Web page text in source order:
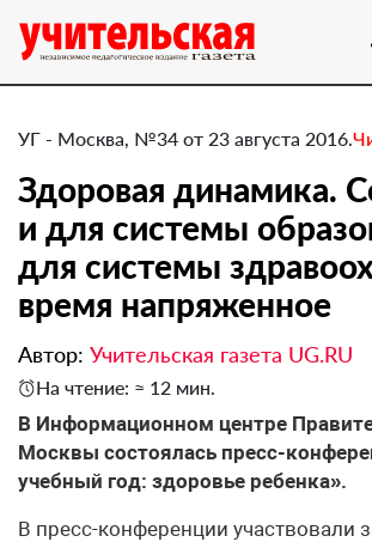
УГ - Москва, №34 от 23 августа 2016.
Здоровая динамика.
и для системы
для системы
время напряженное
Автор: Учительская газета UG.RU
На чтение: ≈ 12 мин.
​В Информационном центре
Москвы состоялась пресс-
учебный год: здоровье ребенка».
В пресс-конференции участвовали